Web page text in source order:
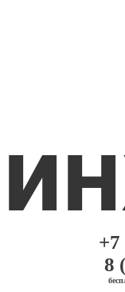
+7
8